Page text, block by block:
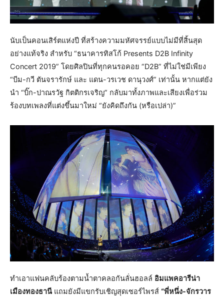
นับเป็นคอนเสิร์ตแห่งปี ที่สร้างความมหัศจรรย์แบบไม่มีที่สิ้นสุด
อย่างแท้จริง สำหรับ “ธนาคารทิสโก้ Presents D2B Infinity
Concert 2019” โดยศิลปินที่ทุกคนรอคอย “D2B” ที่ไม่ใช่มีเพียง
“บีม-กวี ตันจรารักษ์ และ แดน-วรเวช ดานุวงศ์” เท่านั้น หากแต่ยัง
นำ “บิ๊ก-ปาณรวัฐ กิตติกรเจริญ” กลับมาทั้งภาพและเสียงเพื่อร่วม
ร้องบทเพลงที่แต่งขึ้นมาใหม่ “ยังคิดถึงกัน (หรือเปล่า)”
ทำเอาแฟนคลับร้องตามน้ำตาคลอกันลั่นฮอลล์ อิมแพคอารีน่า
เมืองทองธานี แถมยังมีแขกรับเชิญสุดเซอร์ไพรส์ “พี่หนึ่ง-จักรวาร